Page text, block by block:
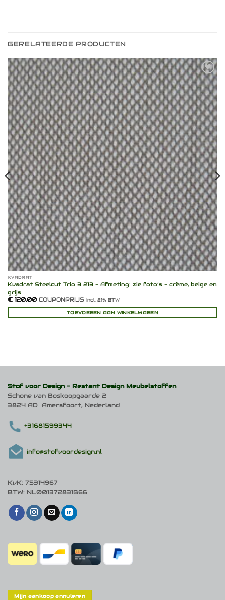
GERELATEERDE PRODUCTEN
Toevoegen
aan
verlanglijst
KVADRAT
Kvadrat Steelcut Trio 3 213 – Afmeting: zie foto’s – crème, beige en
grijs
€120,00COUPONPRIJS Incl. 21% BTW
TOEVOEGEN AAN WINKELWAGEN
Stof voor Design - Restant Design Meubelstoffen
Schone van Boskoopgaarde 2
3824 AD Amersfoort, Nederland
+31681599344
info@stofvoordesign.nl
KvK: 75314967
BTW: NL001372831B66
Mijn aankoop annuleren